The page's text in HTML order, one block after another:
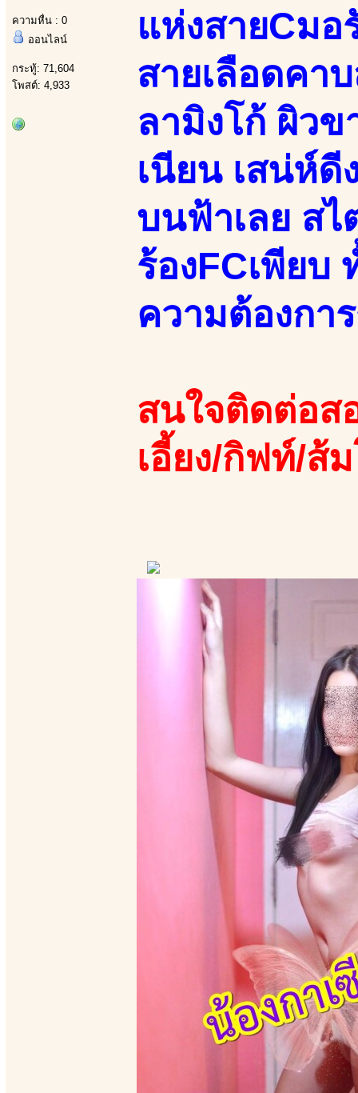
ความหื่น : 0
ออนไลน์
กระทู้: 71,604
โพสต์: 4,933
แห่งสายCมอ
สายเลือดคา
ลามิงโก้ ผิว
เนียน เสน่ห์
บนฟ้าเลย ส
ร้องFCเพียบ
ความต้องกา
สนใจติดต่อส
เอี้ยง/กิฟท์/ส้